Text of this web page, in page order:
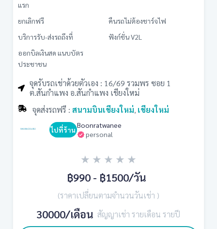
แรก
ยกเลิกฟรี
คืนรถไม่ต้องชาร์จไฟ
บริการรับ-ส่งรถถึงที่
ฟังก์ชั่น V2L
ออกบิลเงินสด แนบบัตร
ประชาชน
จุดรับรถเช่าด้วยตัวเอง : 16/69 รวมพร ซอย 1
ต.สันกำแพง อ.สันกำแพง เชียงใหม่
จุดส่งรถฟรี : สนามบินเชียงใหม่, เชียงใหม่
ไปที่ร้าน
personal
Boonratwanee
฿990 - ฿1500/วัน
(ราคาเปลี่ยนตามจำนวนวันเช่า )
30000/เดือน สัญญาเช่า รายเดือน รายปี
★ ★ ★ ★ ★